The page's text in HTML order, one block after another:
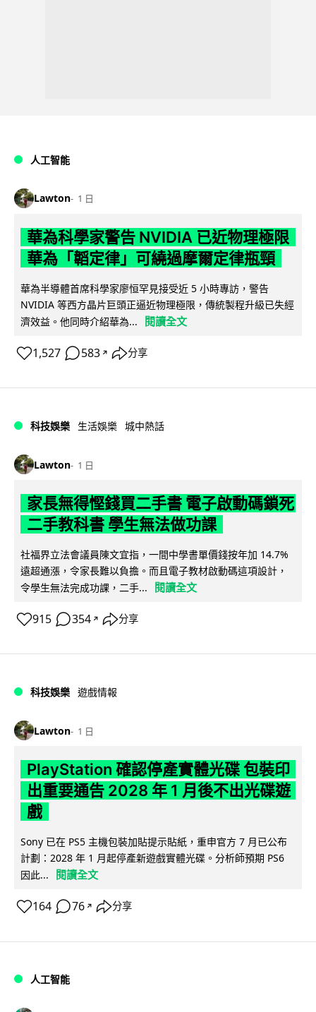
人工智能
Lawton 1 日
華為科學家警告 NVIDIA 已近物理極限
華為「韜定律」可繞過摩爾定律瓶頸
華為半導體首席科學家廖恒罕見接受近 5 小時專訪，警告
NVIDIA 等西方晶片巨頭正逼近物理極限，傳統製程升級已失經
濟效益。他同時介紹華為...
閱讀全文
1,527 583 ↗ 分享
科技娛樂 生活娛樂 城中熱話
Lawton 1 日
家長無得慳錢買二手書 電子啟動碼鎖死
二手教科書 學生無法做功課
社福界立法會議員陳文宜指，一間中學書單價錢按年加 14.7%
遠超通漲，令家長難以負擔。而且電子教材啟動碼這項設計，
令學生無法完成功課，二手...
閱讀全文
915 354 ↗ 分享
科技娛樂 遊戲情報
Lawton 1 日
PlayStation 確認停產實體光碟 包裝印
出重要通告 2028 年 1 月後不出光碟遊
戲
Sony 已在 PS5 主機包裝加貼提示貼紙，重申官方 7 月已公布
計劃：2028 年 1 月起停產新遊戲實體光碟。分析師預期 PS6
因此...
閱讀全文
164 76 ↗ 分享
人工智能